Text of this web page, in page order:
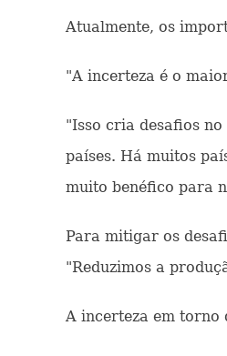
Atualmente, os
"A incerteza é o
"Isso cria desafios
países. Há muitos
muito benéfico para
Para mitigar os
"Reduzimos a
A incerteza em torno